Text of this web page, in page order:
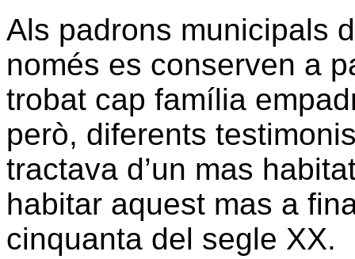
Als padrons municipals
només es conserven a
trobat cap família
però, diferents
tractava d’un mas
habitar aquest mas a
cinquanta del segle XX.